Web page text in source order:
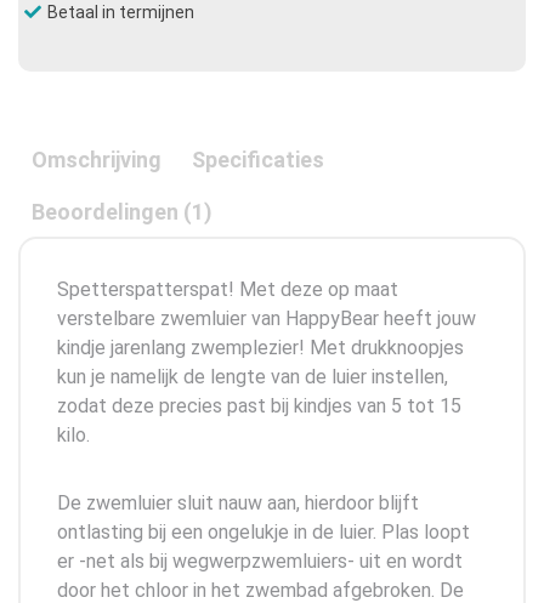
Betaal in termijnen
Omschrijving Specificaties
Beoordelingen (1)
Spetterspatterspat! Met deze op maat
verstelbare zwemluier van HappyBear heeft jouw
kindje jarenlang zwemplezier! Met drukknoopjes
kun je namelijk de lengte van de luier instellen,
zodat deze precies past bij kindjes van 5 tot 15
kilo.
De zwemluier sluit nauw aan, hierdoor blijft
ontlasting bij een ongelukje in de luier. Plas loopt
er -net als bij wegwerpzwemluiers- uit en wordt
door het chloor in het zwembad afgebroken. De